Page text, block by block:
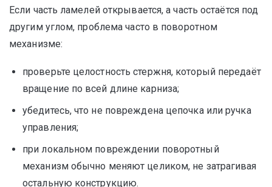
Если часть ламелей открывается, а часть остаётся под
другим углом, проблема часто в поворотном
механизме:
проверьте целостность стержня, который передаёт
вращение по всей длине карниза;
убедитесь, что не повреждена цепочка или ручка
управления;
при локальном повреждении поворотный
механизм обычно меняют целиком, не затрагивая
остальную конструкцию.